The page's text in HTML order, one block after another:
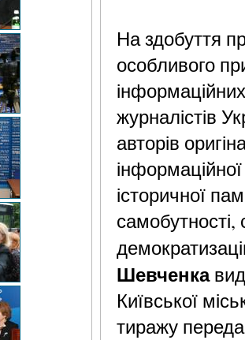
На здобуття
особливого
журналістів
авторів
історичної
Шевченка
Київської
тиражу